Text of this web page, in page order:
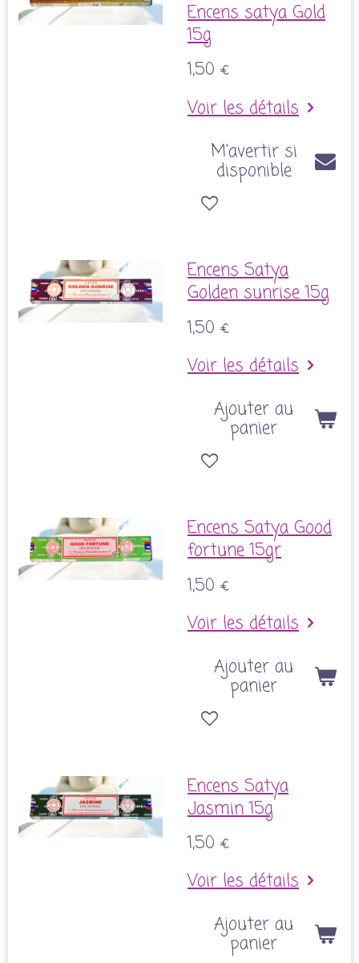
Encens satya Gold
15g
1,50 €
Voir les détails
M'avertir si
disponible
Encens Satya
Golden sunrise 15g
1,50 €
Voir les détails
Ajouter au
panier
Encens Satya Good
fortune 15gr
1,50 €
Voir les détails
Ajouter au
panier
Encens Satya
Jasmin 15g
1,50 €
Voir les détails
Ajouter au
panier